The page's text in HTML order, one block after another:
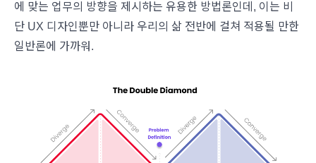
에 맞는 업무의 방향을 제시하는 유용한 방법론인데, 이는 비
단 UX 디자인뿐만 아니라 우리의 삶 전반에 걸쳐 적용될 만한
일반론에 가까워.